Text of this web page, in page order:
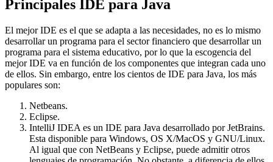
Principales IDE para Java
El mejor IDE es el que se adapta a las necesidades, no es lo mismo
desarrollar un programa para el sector financiero que desarrollar un
programa para el sistema educativo, por lo que la escogencia del
mejor IDE va en función de los componentes que integran cada uno
de ellos. Sin embargo, entre los cientos de IDE para Java, los más
populares son:
Netbeans.
Eclipse.
IntelliJ IDEA es un IDE para Java desarrollado por JetBrains.
Esta disponible para Windows, OS X/MacOS y GNU/Linux.
Al igual que con NetBeans y Eclipse, puede admitir otros